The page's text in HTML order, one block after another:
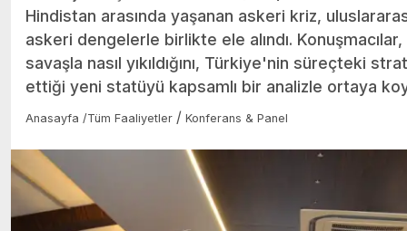
Hindistan arasında yaşanan askeri kriz,
askeri dengelerle birlikte ele alındı.
savaşla nasıl yıkıldığını, Türkiye'nin süreçteki
ettiği yeni statüyü kapsamlı bir analizle ortaya
Anasayfa /Tüm Faaliyetler / Konferans & Panel